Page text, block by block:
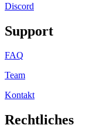
Discord
Support
FAQ
Team
Kontakt
Rechtliches